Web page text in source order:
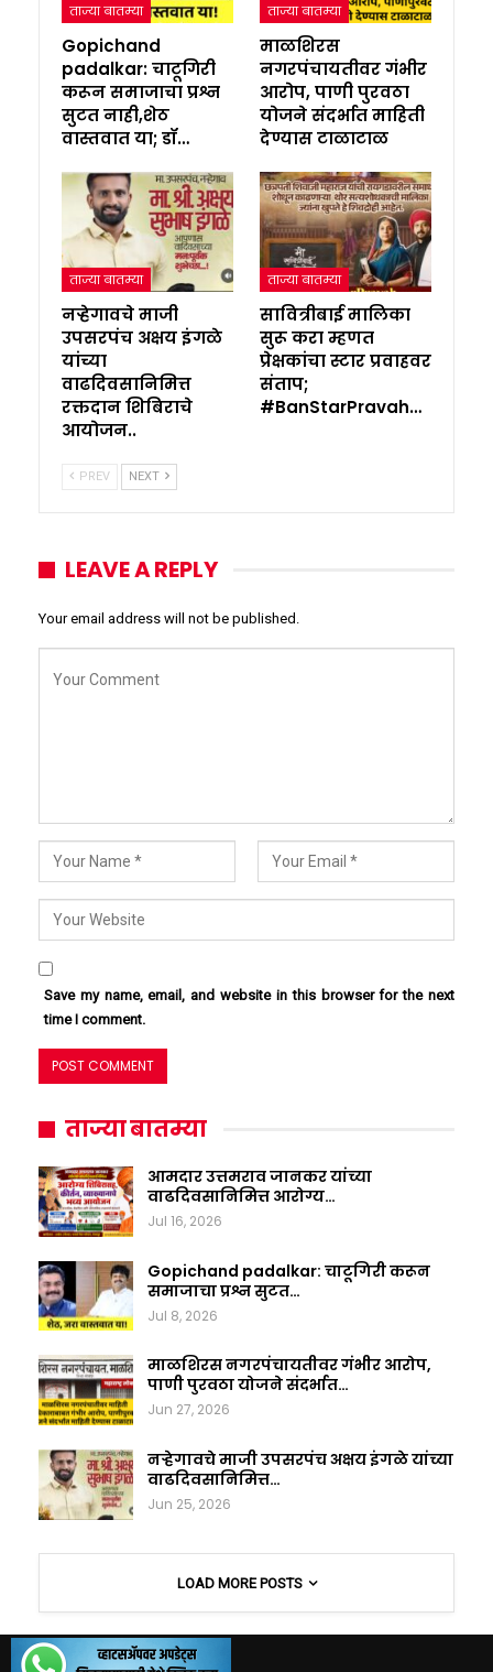
ताज्या बातम्या
Gopichand
padalkar: चाटूगिरी
करून समाजाचा प्रश्न
सुटत नाही,शेठ
वास्तवात या; डॉ…
ताज्या बातम्या
माळशिरस
नगरपंचायतीवर गंभीर
आरोप, पाणी पुरवठा
योजने संदर्भात माहिती
देण्यास टाळाटाळ
ताज्या बातम्या
नऱ्हेगावचे माजी
उपसरपंच अक्षय इंगळे
यांच्या
वाढदिवसानिमित्त
रक्तदान शिबिराचे
आयोजन..
ताज्या बातम्या
सावित्रीबाई मालिका
सुरू करा म्हणत
प्रेक्षकांचा स्टार प्रवाहवर
संताप;
#BanStarPravah…
PREV NEXT
LEAVE A REPLY
Your email address will not be published.
Save my name, email, and website in this browser for the next
time I comment.
ताज्या बातम्या
आमदार उत्तमराव जानकर यांच्या
वाढदिवसानिमित्त आरोग्य…
Jul 16, 2026
Gopichand padalkar: चाटूगिरी करून
समाजाचा प्रश्न सुटत…
Jul 8, 2026
माळशिरस नगरपंचायतीवर गंभीर आरोप,
पाणी पुरवठा योजने संदर्भात…
Jun 27, 2026
नऱ्हेगावचे माजी उपसरपंच अक्षय इंगळे यांच्या
वाढदिवसानिमित्त…
Jun 25, 2026
LOAD MORE POSTS